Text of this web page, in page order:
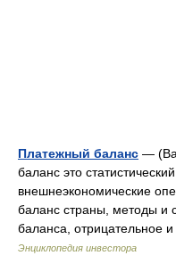
Платежный баланс —
баланс это
внешнеэкономические
баланс страны, методы и
баланса, отрицательное
Энциклопедия инвестора